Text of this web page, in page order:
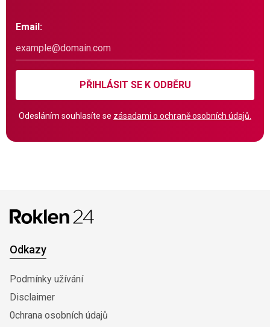
Email:
PŘIHLÁSIT SE K ODBĚRU
Odesláním souhlasíte se zásadami o ochraně osobních údajů.
Odkazy
Podmínky užívání
Disclaimer
0chrana osobních údajů